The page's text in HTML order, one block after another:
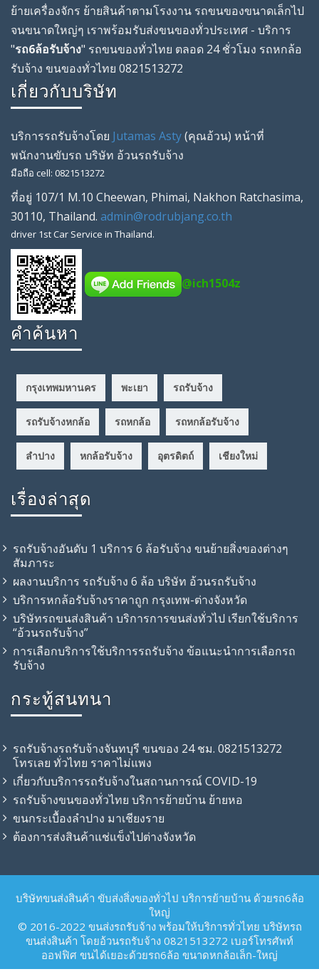
ย้ายเครื่องจักร ย้ายสินค้าตามโรงงาน รถขนของขนาดเล็กไป
จนขนาดใหญ่ๆ เราพร้อมรับส่งขนของทั่วประเทศ - บริการ
"รถ6ล้อรับจ้าง" รถขนของทั่วไทย ตลอด 24 ชั่วโมง รถหกล้อ
รับจ้าง ขนของทั่วไทย 0821513272
เกี่ยวกับบริษัท
บริการรถรับจ้างโดย Jutamas Asty(คุณอ้วน) หน้าที่
พนักงานขับรถ บริษัท อ้วนรถรับจ้าง
มือถือ cell: 0821513272
ที่อยู่ 107/1 M.10 Cheewan, Phimai, Nakhon Ratchasima,
30110, Thailand. admin@rodrubjang.co.th
driver 1st Car Service in Thailand.
@ich1504z
คำค้นหา
กรุงเทพมหานคร พะเยา รถรับจ้าง
รถรับจ้างหกล้อ รถหกล้อ รถหกล้อรับจ้าง
ลำปาง หกล้อรับจ้าง อุตรดิตถ์ เชียงใหม่
เรื่องล่าสุด
รถรับจ้างอันดับ 1 บริการ 6 ล้อรับจ้าง ขนย้ายสิ่งของต่างๆ
สัมภาระ
ผลงานบริการ รถรับจ้าง 6 ล้อ บริษัท อ้วนรถรับจ้าง
บริการหกล้อรับจ้างราคาถูก กรุงเทพ-ต่างจังหวัด
บริษัทรถขนส่งสินค้า บริการการขนส่งทั่วไป เรียกใช้บริการ
“อ้วนรถรับจ้าง”
การเลือกบริการใช้บริการรถรับจ้าง ข้อแนะนำการเลือกรถ
รับจ้าง
กระทู้สนทนา
รถรับจ้างรถรับจ้างจันทบุรี ขนของ 24 ชม. 0821513272
โทรเลย ทั่วไทย ราคาไม่แพง
เกี่ยวกับบริการรถรับจ้างในสถานการณ์ COVID-19
รถรับจ้าง​ขนของทั่วไทย บริการย้ายบ้าน ย้ายหอ
ขนกระเบื้องลำปาง มาเชียงราย
ต้องการส่งสินค้าแช่แข็งไปต่างจังหวัด
บริษัทขนส่งสินค้า ขับส่งสิ่งของทั่วไป บริการย้ายบ้าน ด้วยรถ6ล้อ
ใหญ่
© 2016-2022 ขนส่งรถรับจ้าง พร้อมให้บริการทั่วไทย บริษัทรถ
ขนส่งสินค้า โดยอ้วนรถรับจ้าง 0821513272 เบอร์โทรศัพท์
ออฟฟิศ ขนได้เยอะด้วยรถ6ล้อ ขนาดหกล้อเล็ก-ใหญ่